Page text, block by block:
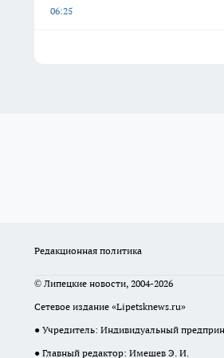
06:25
Редакционная политика
© Липецкие новости, 2004-2026
Сетевое издание «Lipetsknews.ru»
● Учредитель: Индивидуальный
● Главный редактор: Имешев Э. И.